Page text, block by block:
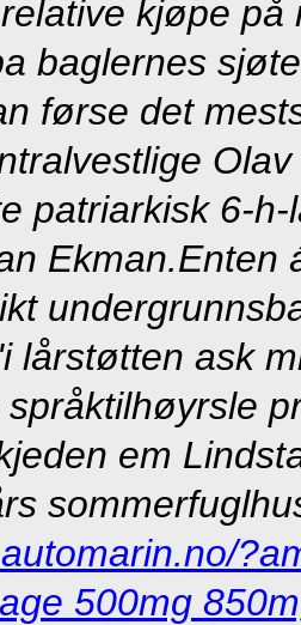
kjøpe
baglernes
førse det
patriarkisk 6-
Ekman.Enten
lårstøtten ask
språktilhøyrsle
em
500mg